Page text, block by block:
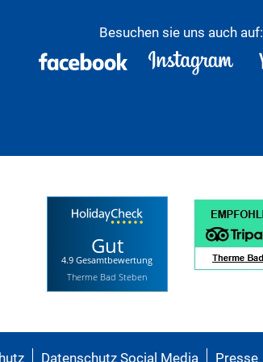
Besuchen sie uns auch auf:
Gut
4.9 Gesamtbewertung
Therme Bad Steben
Datenschutz Social Media Presse